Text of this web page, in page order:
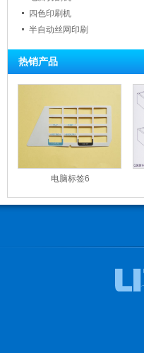
四色印刷机
半自动丝网印刷
热销产品
电脑标签6